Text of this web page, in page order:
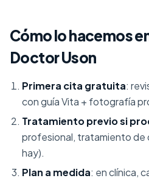
Cómo lo hacemos
Doctor Uson
Primera cita gratuita:
con guía Vita + fotografía
Tratamiento previo si
profesional, tratamiento de
hay).
Plan a medida: en clínica,